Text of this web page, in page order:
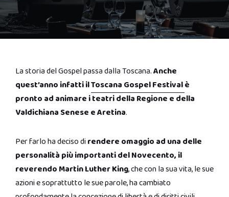
La storia del Gospel passa dalla Toscana.Anche
quest’anno infatti ilToscana Gospel Festivalè
pronto ad animare i teatri della Regione e della
Valdichiana Senese e Aretina.
Per farlo ha deciso direndere omaggio ad una delle
personalità più importanti del Novecento, il
reverendo Martin Luther King, che con la sua vita, le sue
azioni e soprattutto le sue parole, ha cambiato